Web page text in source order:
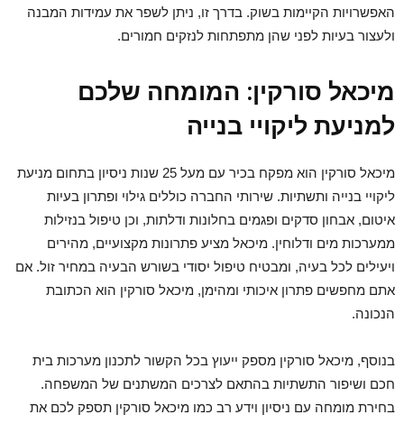
האפשרויות הקיימות בשוק. בדרך זו, ניתן לשפר את עמידות המבנה
ולעצור בעיות לפני שהן מתפתחות לנזקים חמורים.
מיכאל סורקין: המומחה שלכם
למניעת ליקויי בנייה
מיכאל סורקין הוא מפקח בכיר עם מעל 25 שנות ניסיון בתחום מניעת
ליקויי בנייה ותשתיות. שירותי החברה כוללים גילוי ופתרון בעיות
איטום, אבחון סדקים ופגמים בחלונות ודלתות, וכן טיפול בנזילות
ממערכות מים ודלוחין. מיכאל מציע פתרונות מקצועיים, מהירים
ויעילים לכל בעיה, ומבטיח טיפול יסודי בשורש הבעיה במחיר זול. אם
אתם מחפשים פתרון איכותי ומהימן, מיכאל סורקין הוא הכתובת
הנכונה.
בנוסף, מיכאל סורקין מספק ייעוץ בכל הקשור לתכנון מערכות בית
חכם ושיפור התשתיות בהתאם לצרכים המשתנים של המשפחה.
בחירת מומחה עם ניסיון וידע רב כמו מיכאל סורקין תספק לכם את